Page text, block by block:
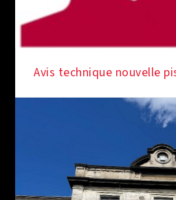
Avis technique nouvelle